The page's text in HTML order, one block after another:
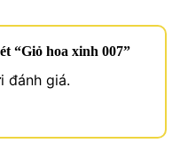
“Giỏ hoa xinh 007”
đánh giá.